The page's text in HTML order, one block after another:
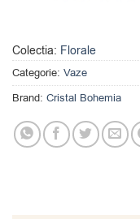
Colectia: Florale
Categorie: Vaze
Brand: Cristal Bohemia